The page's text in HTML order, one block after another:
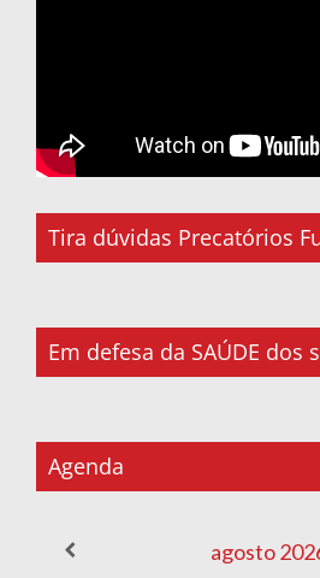
Tira dúvidas Precatórios
Em defesa da SAÚDE dos
Agenda
agosto